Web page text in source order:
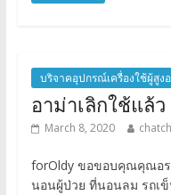
บริจาคอุปกรณ์เครื่องใช้ผู้สูง
อาม่าเลิกใช้แล้ว
March 8, 2020
forOldy ขอขอบคุณคุณอร
นอนผู้ป่วย ที่นอนลม รถเ